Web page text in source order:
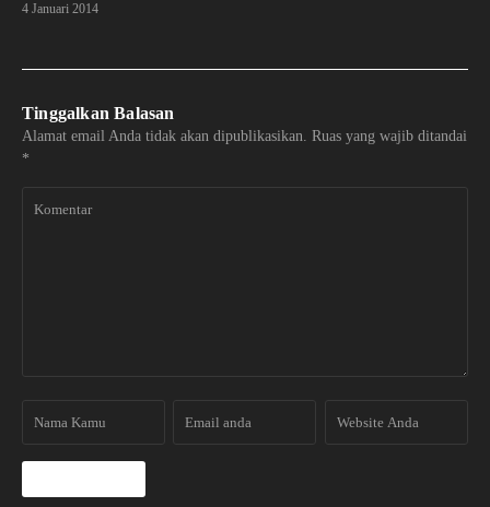
4 Januari 2014
Tinggalkan Balasan
Alamat email Anda tidak akan dipublikasikan. Ruas yang wajib ditandai
*